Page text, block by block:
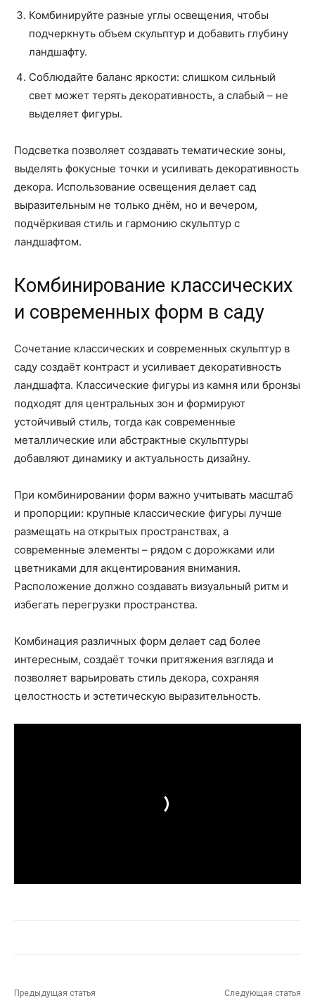
Комбинируйте разные углы освещения, чтобы
подчеркнуть объем скульптур и добавить глубину
ландшафту.
Соблюдайте баланс яркости: слишком сильный
свет может терять декоративность, а слабый – не
выделяет фигуры.
Подсветка позволяет создавать тематические зоны,
выделять фокусные точки и усиливать декоративность
декора. Использование освещения делает сад
выразительным не только днём, но и вечером,
подчёркивая стиль и гармонию скульптур с
ландшафтом.
Комбинирование классических
и современных форм в саду
Сочетание классических и современных скульптур в
саду создаёт контраст и усиливает декоративность
ландшафта. Классические фигуры из камня или бронзы
подходят для центральных зон и формируют
устойчивый стиль, тогда как современные
металлические или абстрактные скульптуры
добавляют динамику и актуальность дизайну.
При комбинировании форм важно учитывать масштаб
и пропорции: крупные классические фигуры лучше
размещать на открытых пространствах, а
современные элементы – рядом с дорожками или
цветниками для акцентирования внимания.
Расположение должно создавать визуальный ритм и
избегать перегрузки пространства.
Комбинация различных форм делает сад более
интересным, создаёт точки притяжения взгляда и
позволяет варьировать стиль декора, сохраняя
целостность и эстетическую выразительность.
Предыдущая статья Следующая статья